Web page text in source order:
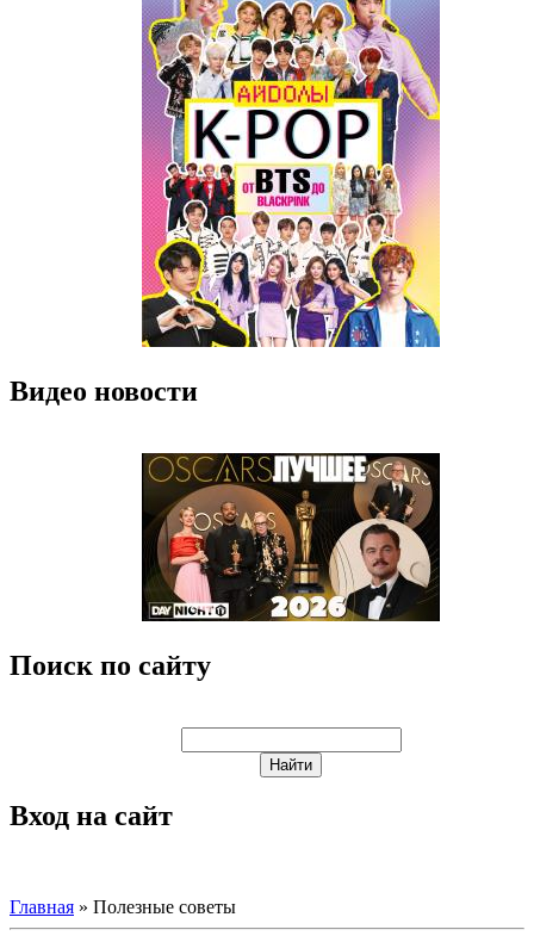
Видео новости
Поиск по сайту
Вход на сайт
Главная » Полезные советы